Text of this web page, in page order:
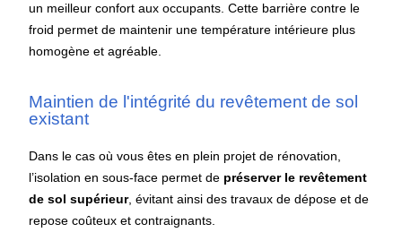
un meilleur confort aux occupants. Cette barrière contre le
froid permet de maintenir une température intérieure plus
homogène et agréable.
Maintien de l'intégrité du revêtement de sol
existant
Dans le cas où vous êtes en plein projet de rénovation,
l’isolation en sous-face permet de préserver le revêtement
de sol supérieur, évitant ainsi des travaux de dépose et de
repose coûteux et contraignants.